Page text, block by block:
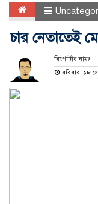
চার নেতাতেই
রিপোর্টার নামঃ
রবিবার, ১৮